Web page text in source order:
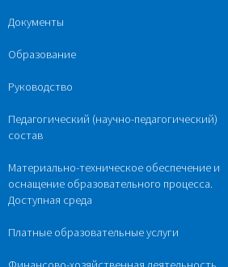
Документы
Образование
Руководство
Педагогический (научно-педагогический)
состав
Материально-техническое обеспечение и
оснащение образовательного процесса.
Доступная среда
Платные образовательные услуги